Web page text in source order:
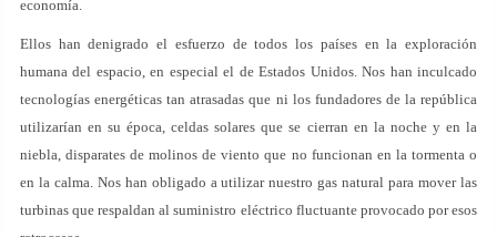
economía.
Ellos han denigrado el esfuerzo de todos los países en la exploración
humana del espacio, en especial el de Estados Unidos. Nos han inculcado
tecnologías energéticas tan atrasadas que ni los fundadores de la república
utilizarían en su época, celdas solares que se cierran en la noche y en la
niebla, disparates de molinos de viento que no funcionan en la tormenta o
en la calma. Nos han obligado a utilizar nuestro gas natural para mover las
turbinas que respaldan al suministro eléctrico fluctuante provocado por esos